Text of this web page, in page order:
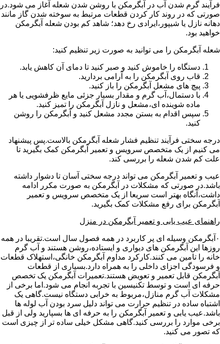
فرآیند گرم شدن آب در آبگرمکن با روشن شدن شعله آغاز می شود.در
صورتی که در روند کار کردن قطعات مرتبط به سوخته شدن گاز مانند
دهانه نازل یا شیپور،ایرادی رخ دهد؛ شاهد کم بودن شعله آبگرمکن
خواهید بود.
شعله آبگرمکن را می توانید به صورت زیر تنظیم کنید:
دستگاه را خاموش کنید و صبر کنید تا دمای آن کاهش یابد.
قاب روی آبگرمکن را به آرامی بردارید.
پیچ های مشعل آبگرمکن را باز کنید.
با دستمال،آب گرم و مقدار بسیار جزئی مایع ظرفشویی یا هر
ماده شوینده ای،مشعل و نازل آبگرمکن را تمیز کنید.
سپس اقدام به بستن مجدد مشعل کنید و آبگرمکن را روشن
کنید.
درجه سختی فرآیند تنظیم فشار شعله آبگرمکن بالاست.پس پیشنهاد
می کنیم از یک متخصص سرویس و تعمیر آبگرمکن کمک بگیرید تا
علت کم شدن شعله را بررسی کند.
عیب و تعمیر آبگرمکن می تواند درجه سختی آسان تا دشوار داشته
باشد.در صورتی که مشکلات در آبگرمکن به صورت مکرر ادامه
داشت،آنگاه بهتر است سریعا از یک متخصص سرویس و تعمیر
آبگرمکن برای رفع مشکلات کمک بگیرید.
راهنمای عیب یابی و تعمیر آبگرمکن در منزل
۰آبگرمکن وسیله ای پر کاربرد در همه فصول سال است.تقریبا در همه
روزها این آبگرمکن های دیواری و ایستاده،روشن هستند و آب گرم
خانه را تامین می کنند.کارکرد مداوم آبگرمکن خانگی،استهلاک قطعات
و فرسودگی اجزای داخلی را به همراه دارد.بسیاری از قطعات
آبگرمکن قابل تعمیر و تعویض هستند.تعمیرات آبگرمکن یک تخصص
حرفه ای است و توسط تکنیسین با تجربه انجام می شود.اما برخی از
مشکلات آب گرم منازل،مربوط به خرابی دستگاه نیست.گاهی یک
اشتباه ساده در تنظیم حرارت می تواند دلیل سرد بودن آب لوله ها
باشد.عیب یابی و تعمیر آبگرمکن را به حرفه ای ها بسپارید ولی از قبل
برخی موارد را بررسی کنید.گاهی مشکل خیلی ساده تر از چیزی است
که تصور می کنید.